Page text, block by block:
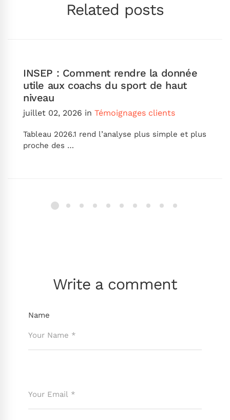
Related posts
INSEP : Comment rendre la donnée
utile aux coachs du sport de haut
niveau
juillet 02, 2026 in Témoignages clients
Tableau 2026.1 rend l’analyse plus simple et plus
proche des …
Write a comment
Name